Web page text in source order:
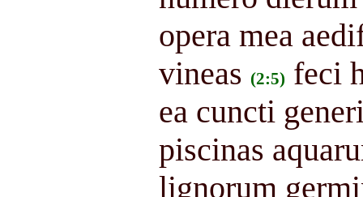
opera mea
vineas (2:5) feci
ea cuncti
piscinas
lignorum